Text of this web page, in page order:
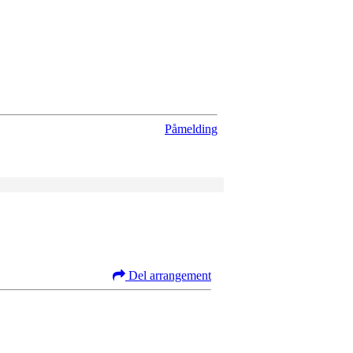
Påmelding
Del arrangement